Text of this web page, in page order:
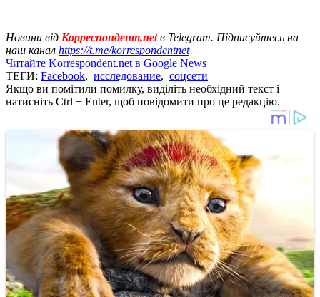
Новини від Корреспондент.netв Telegram. Підписуйтесь на
наш канал https://t.me/korrespondentnet
Читайте Korrespondent.net в Google News
ТЕГИ: Facebook, исследование, соцсети
Якщо ви помітили помилку, виділіть необхідний текст і
натисніть Ctrl + Enter, щоб повідомити про це редакцію.